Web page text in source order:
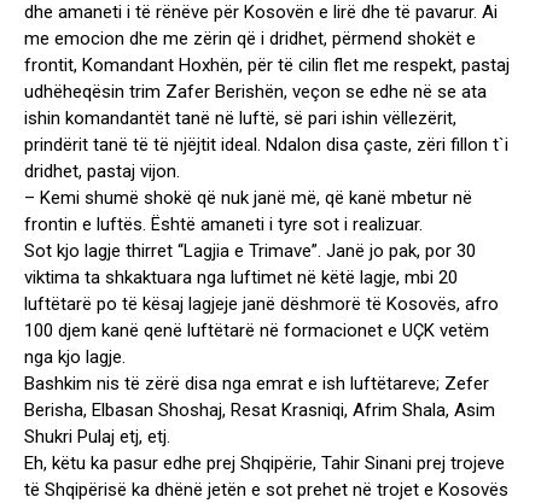
dhe amaneti i të rënëve për Kosovën e lirë dhe të pavarur. Ai
me emocion dhe me zërin që i dridhet, përmend shokët e
frontit, Komandant Hoxhën, për të cilin flet me respekt, pastaj
udhëheqësin trim Zafer Berishën, veçon se edhe në se ata
ishin komandantët tanë në luftë, së pari ishin vëllezërit,
prindërit tanë të të njëjtit ideal. Ndalon disa çaste, zëri fillon t`i
dridhet, pastaj vijon.
– Kemi shumë shokë që nuk janë më, që kanë mbetur në
frontin e luftës. Është amaneti i tyre sot i realizuar.
Sot kjo lagje thirret “Lagjia e Trimave”. Janë jo pak, por 30
viktima ta shkaktuara nga luftimet në këtë lagje, mbi 20
luftëtarë po të kësaj lagjeje janë dëshmorë të Kosovës, afro
100 djem kanë qenë luftëtarë në formacionet e UÇK vetëm
nga kjo lagje.
Bashkim nis të zërë disa nga emrat e ish luftëtareve; Zefer
Berisha, Elbasan Shoshaj, Resat Krasniqi, Afrim Shala, Asim
Shukri Pulaj etj, etj.
Eh, këtu ka pasur edhe prej Shqipërie, Tahir Sinani prej trojeve
të Shqipërisë ka dhënë jetën e sot prehet në trojet e Kosovës